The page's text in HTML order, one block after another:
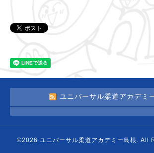
ユニバーサル柔道アカデミ
©2026 ユニバーサル柔道アカデミー島根 . All